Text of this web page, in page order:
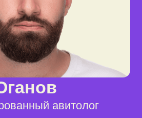
онлайн-
селлеров
вашего
бонусы